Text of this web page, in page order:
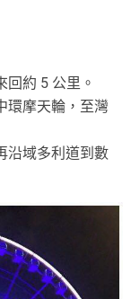
約 5 公里。
環摩天輪，至灣
沿域多利道到數